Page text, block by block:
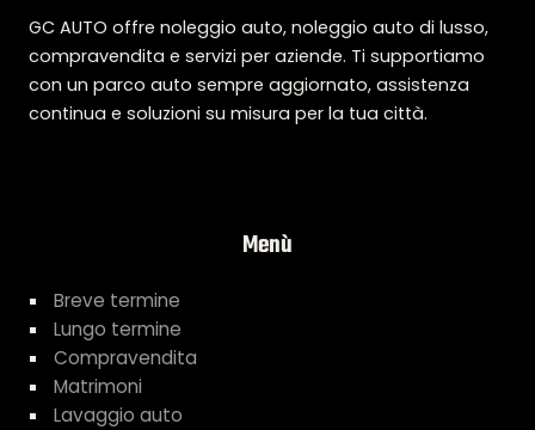
GC AUTO offre noleggio auto, noleggio auto di lusso,
compravendita e servizi per aziende. Ti supportiamo
con un parco auto sempre aggiornato, assistenza
continua e soluzioni su misura per la tua città.
Menù
Breve termine
Lungo termine
Compravendita
Matrimoni
Lavaggio auto